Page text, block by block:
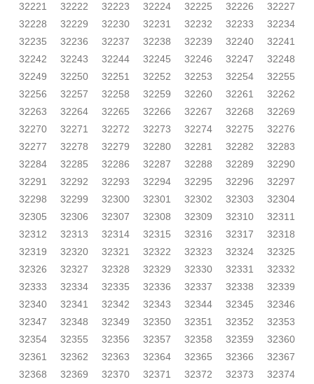
32221
32222 32223 32224 32225 32226
32227
32228
32229 32230 32231 32232 32233
32234
32235
32236 32237 32238 32239 32240
32241
32242
32243 32244 32245 32246 32247
32248
32249
32250 32251 32252 32253 32254
32255
32256
32257 32258 32259 32260 32261
32262
32263
32264 32265 32266 32267 32268
32269
32270
32271 32272 32273 32274 32275
32276
32277
32278 32279 32280 32281 32282
32283
32284
32285 32286 32287 32288 32289
32290
32291
32292 32293 32294 32295 32296
32297
32298
32299 32300 32301 32302 32303
32304
32305
32306 32307 32308 32309 32310
32311
32312
32313 32314 32315 32316 32317
32318
32319
32320 32321 32322 32323 32324
32325
32326
32327 32328 32329 32330 32331
32332
32333
32334 32335 32336 32337 32338
32339
32340
32341 32342 32343 32344 32345
32346
32347
32348 32349 32350 32351 32352
32353
32354
32355 32356 32357 32358 32359
32360
32361
32362 32363 32364 32365 32366
32367
32368
32369 32370 32371 32372 32373
32374